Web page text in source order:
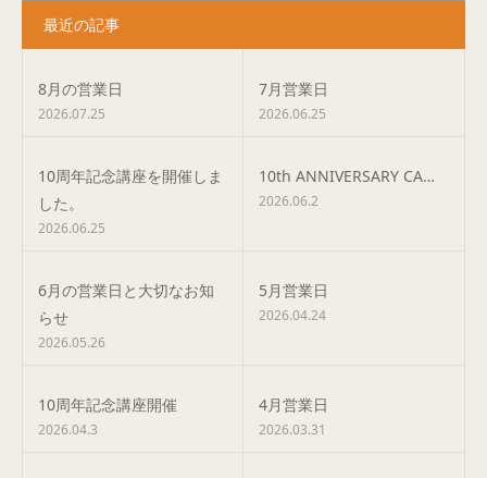
最近の記事
8月の営業日
2026.07.25
7月営業日
2026.06.25
10周年記念講座を開催しま
した。
2026.06.25
10th ANNIVERSARY CA…
2026.06.2
6月の営業日と大切なお知
らせ
2026.05.26
5月営業日
2026.04.24
10周年記念講座開催
2026.04.3
4月営業日
2026.03.31